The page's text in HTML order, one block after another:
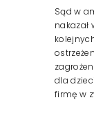
Sąd w
nakazał
dla
firmę w